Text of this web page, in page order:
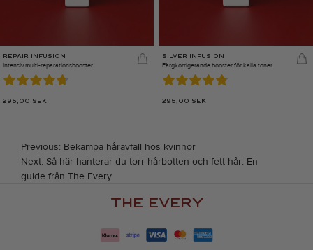
REPAIR INFUSION
Intensiv multi-reparationsbooster
295,00 SEK
SILVER INFUSION
Färgkorrigerande booster för kalla toner
295,00 SEK
INLÄGGSNAVIGERING
Previous: Bekämpa håravfall hos kvinnor
Next: Så här hanterar du torr hårbotten och fett hår: En
guide från The Every
THE EVERY